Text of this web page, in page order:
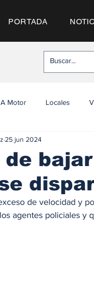
PORTADA
A Motor Locales
de
25 jun 2024
de velocidad y
agentes policiales y